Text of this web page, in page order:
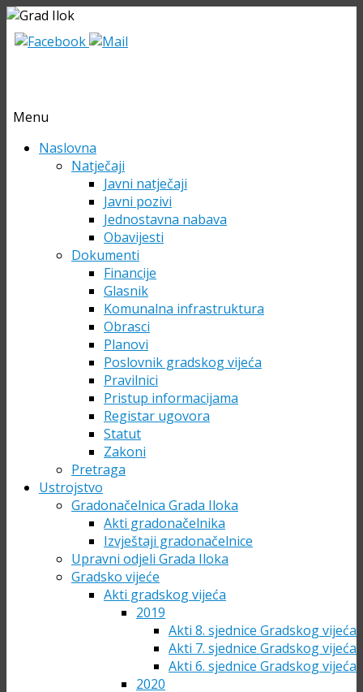
Menu
Skip Naslovna
Natječaji
Javni natječaji
Javni pozivi
Jednostavna nabava
Obavijesti
Dokumenti
Financije
Glasnik
Komunalna infrastruktura
Obrasci
Planovi
Poslovnik gradskog vijeća
Pravilnici
Pristup informacijama
Registar ugovora
Statut
Zakoni
Pretraga
Ustrojstvo
Gradonačelnica Grada Iloka
Akti gradonačelnika
Izvještaji gradonačelnice
Upravni odjeli Grada Iloka
Gradsko vijeće
Akti gradskog vijeća
2019
Akti 8. sjednice Gradskog vijeća
Akti 7. sjednice Gradskog vijeća
Akti 6. sjednice Gradskog vijeća
2020